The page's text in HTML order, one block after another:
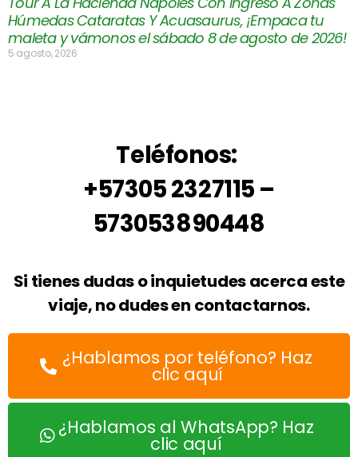
Húmedas Cataratas Y Acuasaurus, ¡Empaca tu
maleta y vámonos el sábado 8 de agosto de 2026!
5 agosto, 2026
Teléfonos:
+57305 2327115 –
573053890448
Si tienes dudas o inquietudes acerca este
viaje, no dudes en contactarnos.
¿Hablamos por teléfono? Haz
clic aquí
¿Hablamos al WhatsApp? Haz
clic aquí